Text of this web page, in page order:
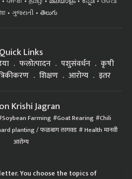
ગુજરાતી తెలుగు
Quick Links
फलोत्पादन पशुसंवर्धन
कृषी
शिक्षण आरोग्य इतर
Krishi Jagran
Soybean Farming Goat Rearing Chili
planting / फळबाग लागवड Health मानवी
आरोग्य
You choose the topics of